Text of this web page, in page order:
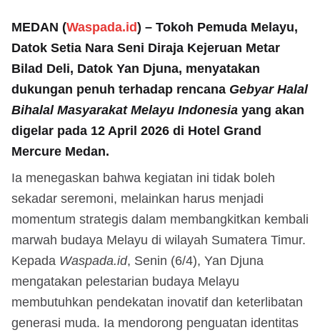
MEDAN (Waspada.id) – Tokoh Pemuda Melayu,
Datok Setia Nara Seni Diraja Kejeruan Metar
Bilad Deli, Datok Yan Djuna, menyatakan
dukungan penuh terhadap rencana Gebyar Halal
Bihalal Masyarakat Melayu Indonesia yang akan
digelar pada 12 April 2026 di Hotel Grand
Mercure Medan.
Ia menegaskan bahwa kegiatan ini tidak boleh
sekadar seremoni, melainkan harus menjadi
momentum strategis dalam membangkitkan kembali
marwah budaya Melayu di wilayah Sumatera Timur.
Kepada Waspada.id, Senin (6/4), Yan Djuna
mengatakan pelestarian budaya Melayu
membutuhkan pendekatan inovatif dan keterlibatan
generasi muda. Ia mendorong penguatan identitas